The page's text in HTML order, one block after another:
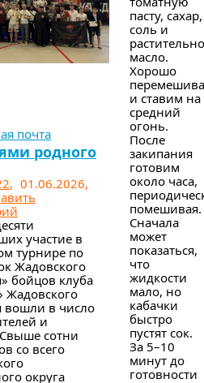
почта
родного
, 01.06.2026,
участие в
турнире по
Жадовского
бойцов клуба
Жадовского
вошли в число
и
сотни
со всего
округа
пасту, сахар,
соль и
масло.
Хорошо
и ставим на
средний
огонь.
После
закипания
готовим
около часа,
помешивая.
Сначала
может
показаться,
что
жидкости
мало, но
кабачки
быстро
пустят сок.
За 5–10
минут до
готовности